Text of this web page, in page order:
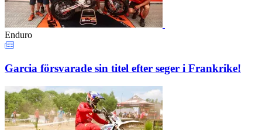
Enduro
Garcia försvarade sin titel efter seger i Frankrike!